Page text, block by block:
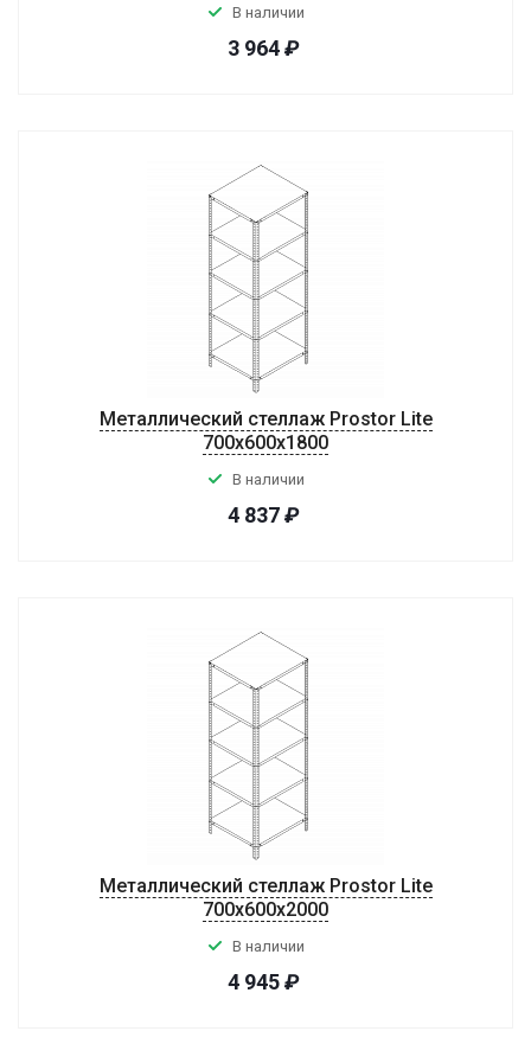
В наличии
3 964₽
Металлический стеллаж Prostor Lite
700x600x1800
В наличии
4 837₽
Металлический стеллаж Prostor Lite
700x600x2000
В наличии
4 945₽